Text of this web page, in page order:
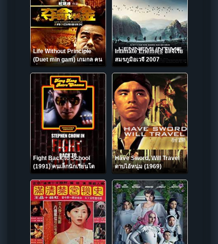
Life Without Principle
(Duet min gam) เกมกล คน
เงื่อนเงิน (2011)
Intimate Enemies อัลจีเรีย
สมรภูมิอเวจี 2007
Fight Back to School
(1991) คนเล็กนักเรียนโต
Have Sword, Will Travel
ดาบไอ้หนุ่ม (1969)